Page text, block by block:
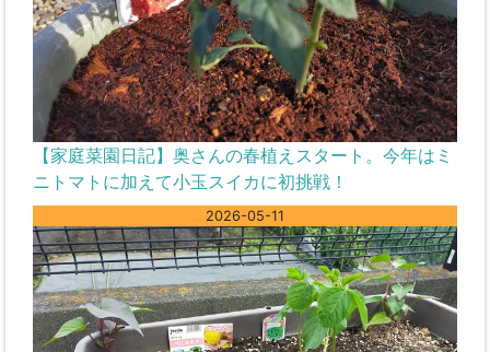
【家庭菜園日記】奥さんの春植えスタート。今年はミ
ニトマトに加えて小玉スイカに初挑戦！
2026-05-11